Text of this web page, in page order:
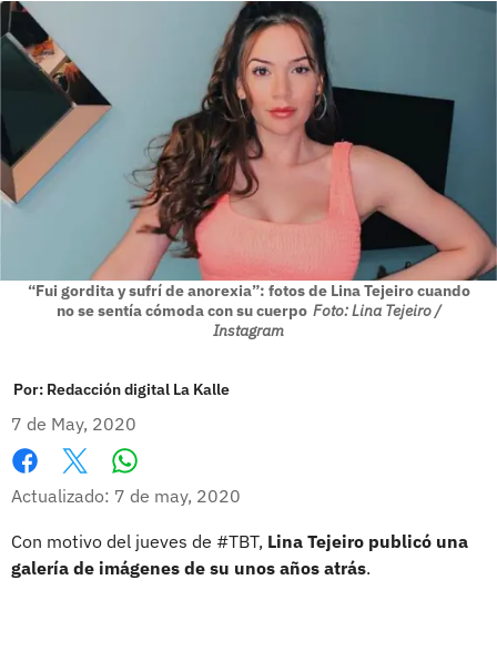
“Fui gordita y sufrí de anorexia”: fotos de Lina Tejeiro cuando
no se sentía cómoda con su cuerpo Foto: Lina Tejeiro /
Instagram
Por: Redacción digital La Kalle
7 de May, 2020
Facebook
X
Actualizado: 7 de may, 2020
Con motivo del jueves de #TBT, Lina Tejeiro publicó una
galería de imágenes de su unos años atrás.